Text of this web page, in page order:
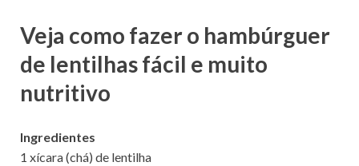
Veja como fazer o hambúrguer
de lentilhas fácil e muito
nutritivo
Ingredientes
1 xícara (chá) de lentilha